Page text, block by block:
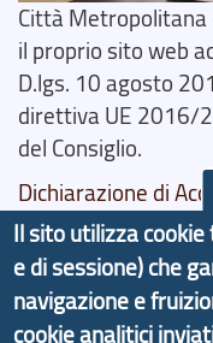
Città Metropolitana
il proprio sito web
D.lgs. 10 agosto
direttiva UE 2016/
del Consiglio.
Dichiarazione di
Il progetto Aree
Il sito utilizza cookie
e di sessione) che
navigazione e
cookie analitici